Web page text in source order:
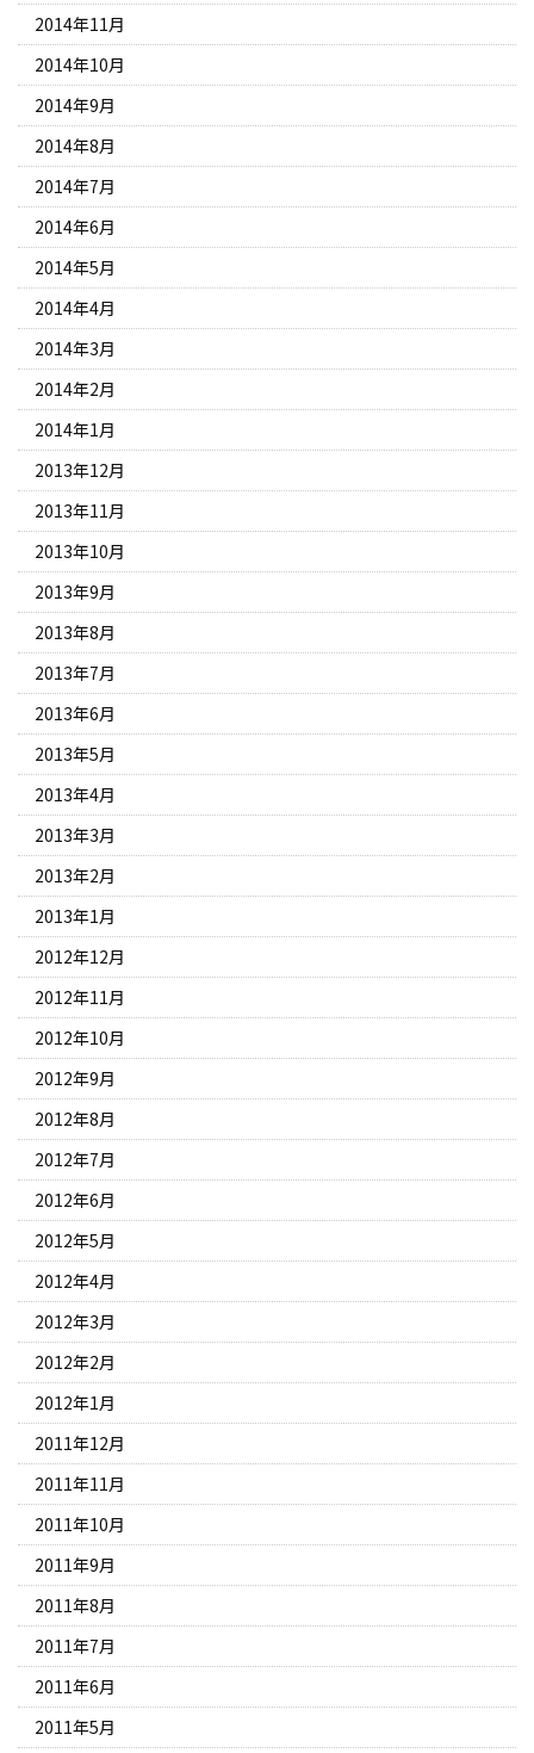
2014年11月
2014年10月
2014年9月
2014年8月
2014年7月
2014年6月
2014年5月
2014年4月
2014年3月
2014年2月
2014年1月
2013年12月
2013年11月
2013年10月
2013年9月
2013年8月
2013年7月
2013年6月
2013年5月
2013年4月
2013年3月
2013年2月
2013年1月
2012年12月
2012年11月
2012年10月
2012年9月
2012年8月
2012年7月
2012年6月
2012年5月
2012年4月
2012年3月
2012年2月
2012年1月
2011年12月
2011年11月
2011年10月
2011年9月
2011年8月
2011年7月
2011年6月
2011年5月